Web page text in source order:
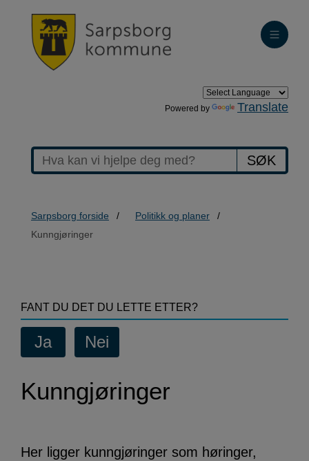
Powered by Translate
SØK
Sarpsborg forside
Politikk og planer
Kunngjøringer
FANT DU DET DU LETTE ETTER?
Kunngjøringer
Her ligger kunngjøringer som høringer,